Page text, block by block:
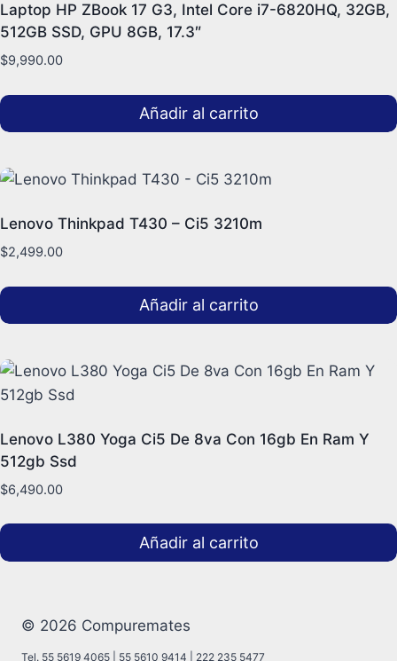
Laptop HP ZBook 17 G3, Intel Core i7-6820HQ, 32GB,
512GB SSD, GPU 8GB, 17.3″
$9,990.00
Añadir al carrito
Lenovo Thinkpad T430 – Ci5 3210m
$2,499.00
Añadir al carrito
Lenovo L380 Yoga Ci5 De 8va Con 16gb En Ram Y
512gb Ssd
$6,490.00
Añadir al carrito
© 2026 Compuremates
Tel. 55 5619 4065 | 55 5610 9414 | 222 235 5477